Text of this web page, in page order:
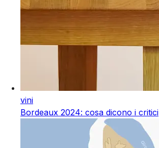
vini
Bordeaux 2024: cosa dicono i critici